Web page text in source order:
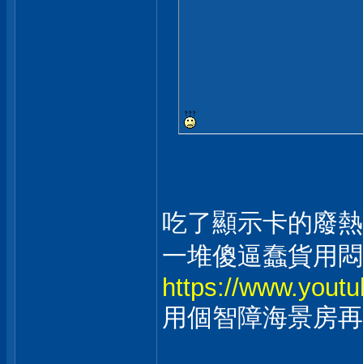
吃了顯示卡的廢
一堆傻逼蠢貨用
https://
用個智障海景房